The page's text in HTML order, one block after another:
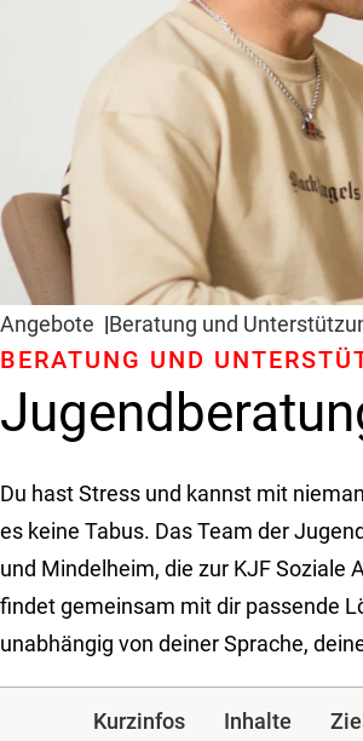
Angebote Beratung und
BERATUNG UND
Du hast Stress und kannst mit
es keine Tabus. Das Team der
und Mindelheim, die zur KJF Soziale
findet gemeinsam mit dir passende
unabhängig von deiner Sprache,
Kurzinfos Inhalte